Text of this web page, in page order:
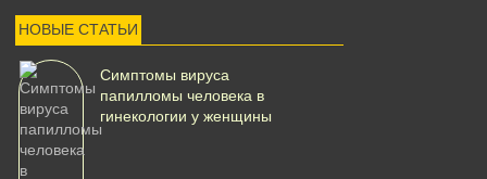
НОВЫЕ СТАТЬИ
Симптомы вируса
папилломы человека в
гинекологии у женщины